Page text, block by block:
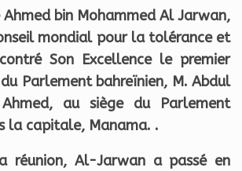
Ahmed bin Mohammed Al Jarwan,
mondial pour la tolérance et
Son Excellence le premier
Parlement bahreïnien, M. Abdul
au siège du Parlement
la capitale, Manama. .
réunion, Al-Jarwan a passé en